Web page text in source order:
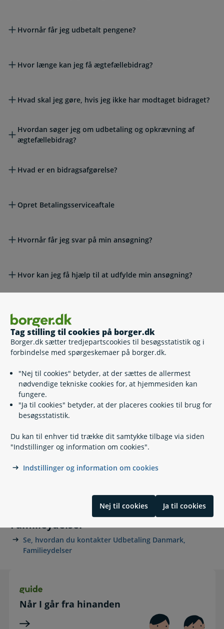
Tag stilling til cookies på borger.dk
Borger.dk sætter tredjepartscookies til besøgsstatistik og i
forbindelse med spørgeskemaer på borger.dk.
"Nej til cookies" betyder, at der sættes de allermest
nødvendige tekniske cookies for, at hjemmesiden kan
fungere.
"Ja til cookies" betyder, at der placeres cookies til brug for
besøgsstatistik.
Du kan til enhver tid trække dit samtykke tilbage via siden
"Indstillinger og information om cookies".
Indstillinger og information om cookies
Nej til cookies Ja til cookies
Hvornår får jeg udbetalt pengene?
Hvor længe kan jeg få ægtefællebidrag?
Hvad skal jeg gøre, hvis jeg ikke har modtaget bidraget?
Hvordan søger jeg om udbetaling og opkrævning af
ægtefællebidrag?
Hvad er en bidragsafgørelse?
Opret Betalingsserviceaftale
Hvornår får jeg svar på min ansøgning?
Hvor kan jeg få hjælp til at udfylde min ansøgning?
Hvem skal jeg kontakte, hvis jeg har spørgsmål?
Giv fuldmagt til dine familieydelser
Hvis du vil vide mere
Hvis du vil vide mere
Hvis du vil klage
Lovgivning
Kontakt Udbetaling Danmark,
Familieydelser
Se, hvordan du kontakter Udbetaling Danmark,
Familieydelser
Guide
Når I går fra hinanden